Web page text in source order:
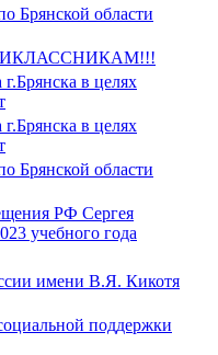
Брянской области
в целях
в целях
Брянской области
РФ Сергея
учебного года
имени В.Я. Кикотя
поддержки